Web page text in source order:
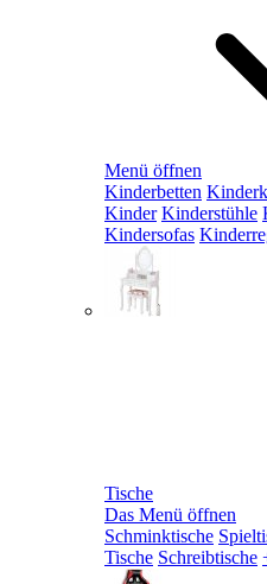
Menü öffnen
Kinderbetten
Kinder Kinderstühle
Kindersofas
Tische
Das Menü öffnen
Schminktische
Tische Schreibtische